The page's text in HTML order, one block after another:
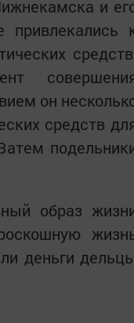
и
привлекались
он
средств
образ
деньги